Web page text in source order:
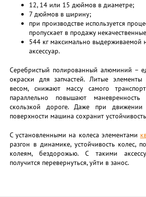
12, 14 или 15 дюймов в диаметре;
7 дюймов в ширину;
при производстве используется
пропускает в продажу
544 кг максимально выдерживаемой
аксессуар.
Серебристый полированный алюминий –
окраски для запчастей. Литые элементы
весом, снижают массу самого
параллельно повышают
скользкой дороге. Даже при движении
поверхности машина сохранит
С установленными на колеса элементами
разгон в динамике, устойчивость колес,
колеям, бездорожью. С такими
получится перевернуться, уйти в занос.